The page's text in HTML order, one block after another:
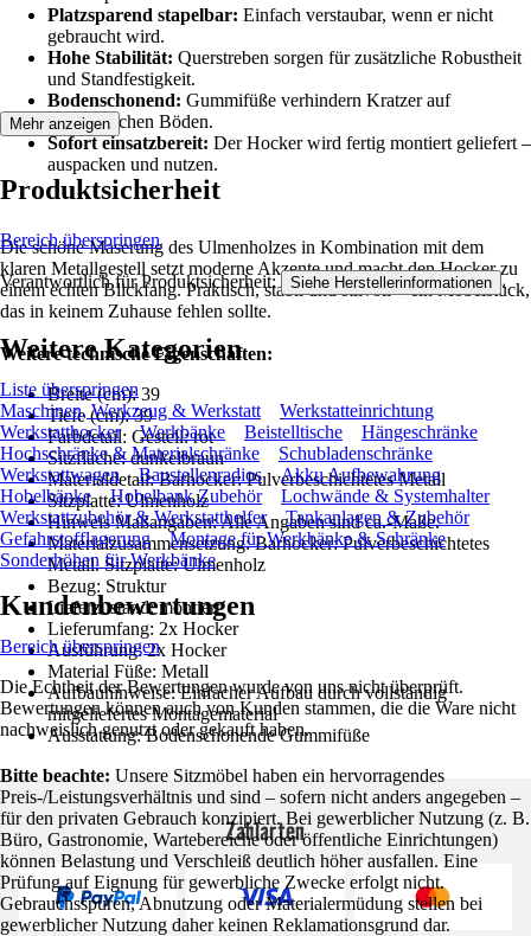
Platzsparend stapelbar: Einfach verstaubar, wenn er nicht
gebraucht wird.
Hohe Stabilität: Querstreben sorgen für zusätzliche Robustheit
und Standfestigkeit.
Bodenschonend: Gummifüße verhindern Kratzer auf
empfindlichen Böden.
Sofort einsatzbereit: Der Hocker wird fertig montiert geliefert –
auspacken und nutzen.
Die schöne Maserung des Ulmenholzes in Kombination mit dem
klaren Metallgestell setzt moderne Akzente und macht den Hocker zu
einem echten Blickfang. Praktisch, stabil und stilvoll – ein Möbelstück,
das in keinem Zuhause fehlen sollte.
Weitere technische Eigenschaften:
Breite (cm): 39
Tiefe (cm): 39
Farbdetail: Gestell: rot
Sitzfläche: dunkelbraun
Materialdetail: Barhocker: Pulverbeschichtetes Metall
Sitzplatte: Ulmenholz
Hinweis Maßangaben: Alle Angaben sind ca.-Maße.
Materialzusammensetzung: Barhocker: Pulverbeschichtetes
Metall. Sitzplatte: Ulmenholz
Bezug: Struktur
Lieferzustand: montiert
Lieferumfang: 2x Hocker
Ausführung: 2x Hocker
Material Füße: Metall
Aufbauhinweise: Einfacher Aufbau durch vollständig
mitgeliefertes Montagematerial
Ausstattung: Bodenschonende Gummifüße
Bitte beachte: Unsere Sitzmöbel haben ein hervorragendes
Preis-/Leistungsverhältnis und sind – sofern nicht anders angegeben –
für den privaten Gebrauch konzipiert. Bei gewerblicher Nutzung (z. B.
Büro, Gastronomie, Wartebereiche oder öffentliche Einrichtungen)
können Belastung und Verschleiß deutlich höher ausfallen. Eine
Prüfung auf Eignung für gewerbliche Zwecke erfolgt nicht.
Gebrauchsspuren, Abnutzung oder Materialermüdung stellen bei
gewerblicher Nutzung daher keinen Reklamationsgrund dar.
Mehr anzeigen
Produktsicherheit
Bereich überspringen
Verantwortlich für Produktsicherheit: Siehe Herstellerinformationen .
Weitere Kategorien
Liste überspringen
Maschinen, Werkzeug & Werkstatt
Werkstatteinrichtung
Werkstatthocker
Werkbänke Beistelltische
Hängeschränke
Hochschränke & Materialschränke
Schubladenschränke
Werkstattwagen
Baustellenradios
Akku Aufbewahrung
Hobelbänke
Hobelbank Zubehör
Lochwände & Systemhalter
Werkstattzubehör & Werkstatthelfer
Tankanlagen & Zubehör
Gefahrstofflagerung
Montage für Werkbänke & Schränke
Sonderhöhen für Werkbänke
Kundenbewertungen
Bereich überspringen
Die Echtheit der Bewertungen wurde von uns nicht überprüft.
Bewertungen können auch von Kunden stammen, die die Ware nicht
nachweislich genutzt oder gekauft haben.
Zahlarten